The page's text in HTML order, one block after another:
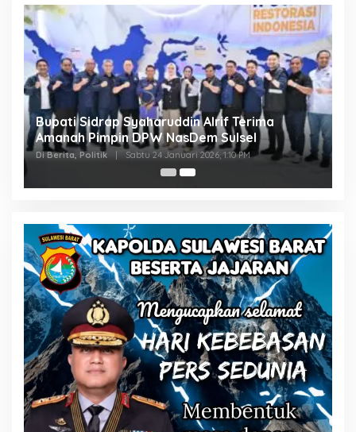
Bupati Sidrap Syaharuddin Alrif Terima
Amanah Pimpin DPW NasDem Sulsel
Di Berita, Politik | Sabtu 24 Januari 2026, 1:10 PM